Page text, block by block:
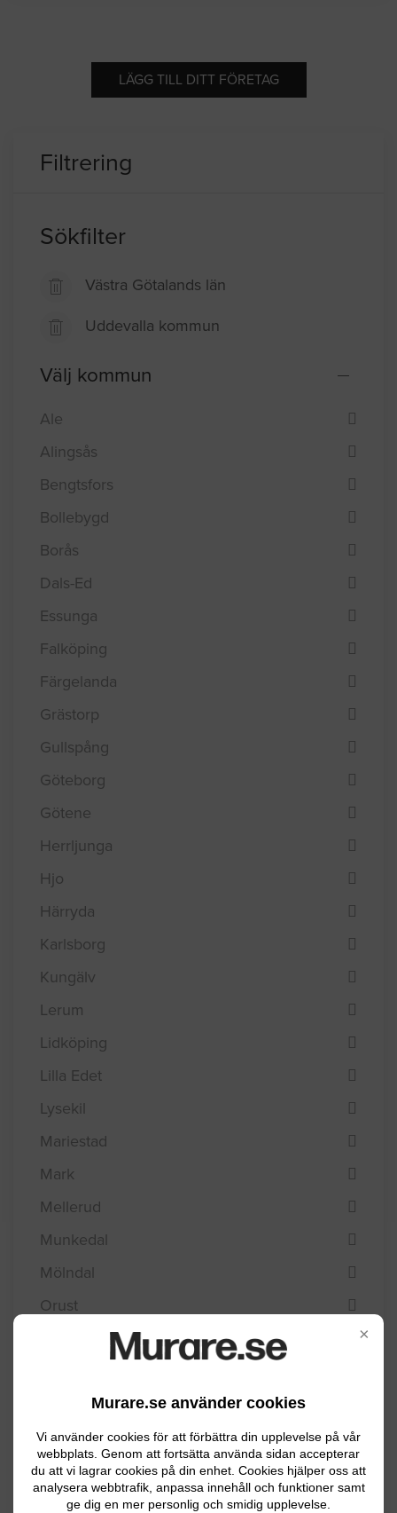
×
Murare.se använder cookies
Vi använder cookies för att förbättra din upplevelse på vår
webbplats. Genom att fortsätta använda sidan accepterar
du att vi lagrar cookies på din enhet. Cookies hjälper oss att
analysera webbtrafik, anpassa innehåll och funktioner samt
ge dig en mer personlig och smidig upplevelse.
LÄGG TILL DITT FÖRETAG
Filtrering
Sökfilter
Västra Götalands län
Uddevalla kommun
Välj kommun
Ale
Alingsås
Bengtsfors
Bollebygd
Borås
Dals-Ed
Essunga
Falköping
Färgelanda
Grästorp
Gullspång
Göteborg
Götene
Herrljunga
Hjo
Härryda
Karlsborg
Kungälv
Lerum
Lidköping
Lilla Edet
Lysekil
Mariestad
Mark
Mellerud
Munkedal
Mölndal
Orust
Sotenäs
Stenungsund
Strömstad